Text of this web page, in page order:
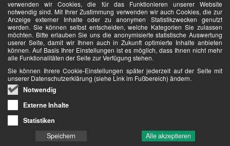
verwenden wir Cookies, die für das Funktionieren unserer Website
notwendig sind. Mit Ihrer Zustimmung verwenden wir auch Cookies, die zur
Anzeige externer Inhalte oder zu anonymen Statistikzwecken genutzt
werden. Sie können selbst entscheiden, welche Kategorien Sie zulassen
möchten. Bitte erlauben Sie uns die anonymisierte statistische Auswertung
userer Seite, damit wir Ihnen auch in Zukunft optimierte Inhalte anbieten
können. Auf Basis Ihrer Einstellungen ist es möglich, dass Ihnen nicht mehr
alle Funktionalitäten der Seite zur Verfügung stehen.
Sie können Ihrere Cookie-Einstellungen später jederzeit auf der Seite mit
unserer Datenschutzerklärung (siehe Link im Fußbereich) ändern.
Notwendig
Externe Inhalte
Statistiken
Speichern
Alle akzeptieren